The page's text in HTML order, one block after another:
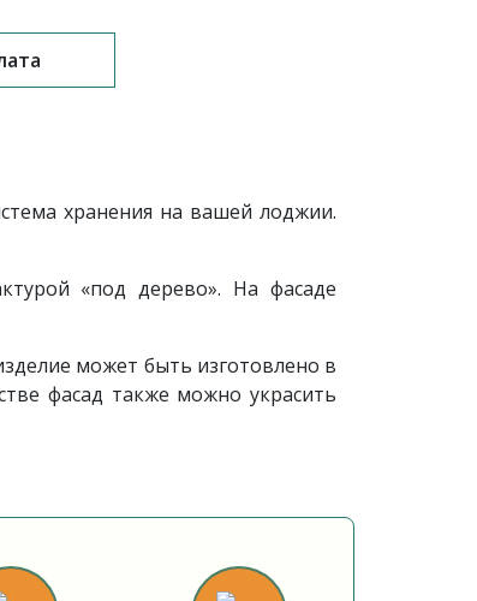
хранения на вашей лоджии.
«под дерево». На фасаде
может быть изготовлено в
фасад также можно украсить